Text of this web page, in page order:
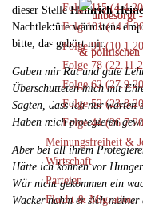
Folge 115
Folg 101
Folge 91
Folge 78
Folge 62
Folge 52
Folge 44
Meinungsfreiheit &
Wirtschaft
Parteien
Flucht & Migration
dieser StelleHeinrich Heine
Nachtlektüre wärmstens
bitte, das gehört mir.
Gaben mir Rat und gute
Überschütteten mich mit
Sagten, dass ich nur warten
Haben mich protegieren
Aber bei all ihrem
Hätte ich können vor Hunger
Wär nicht gekommen ein
Wacker nahm er sich meiner